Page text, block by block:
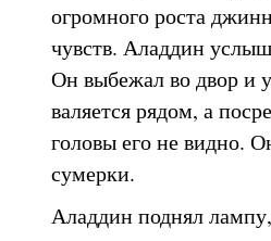
огромного роста
чувств. Аладдин
Он выбежал во двор и
валяется рядом, а
головы его не видно.
сумерки.
Аладдин поднял